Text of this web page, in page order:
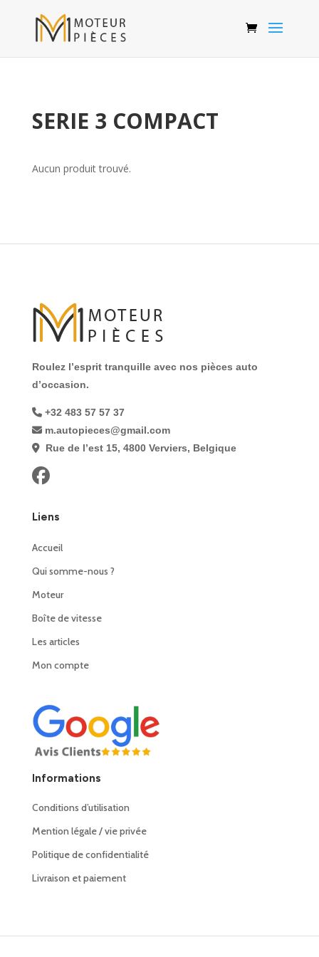
SERIE 3 COMPACT
Aucun produit trouvé.
Roulez l’esprit tranquille avec nos pièces auto
d’occasion.
+32 483 57 57 37
m.autopieces@gmail.com
Rue de l’est 15, 4800 Verviers, Belgique
Liens
Accueil
Qui somme-nous ?
Moteur
Boîte de vitesse
Les articles
Mon compte
Informations
Conditions d’utilisation
Mention légale / vie privée
Politique de confidentialité
Livraison et paiement